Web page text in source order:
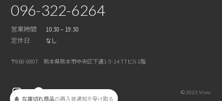
096-322-6264
営業時間 10:30 – 19:30
定休日 なし
〒860-0807 熊本県熊本市中央区下通1-5-14 TTビル1階
© 2021 Visio.
在庫切れ商品の再入荷通知を受け取る